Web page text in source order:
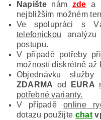
Napištenám zde a
nejbližším možném
Ve spolupráci s
telefonickou
postupu.
V případě potřeby
možností diskrétně až
Objednávku služby
ZDARMA od EURA
potřebné varianty.
V případěonline
dotazu použijte chat